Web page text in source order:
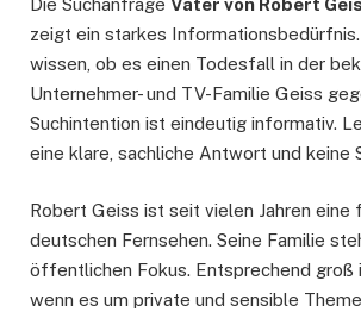
Die Suchanfrage Vater von Robert
zeigt ein starkes
wissen, ob es einen Todesfall in der
Unternehmer- und TV-Familie Geiss
Suchintention ist eindeutig informativ.
eine klare, sachliche Antwort und keine
Robert Geiss ist seit vielen Jahren eine
deutschen Fernsehen. Seine Familie
öffentlichen Fokus. Entsprechend groß
wenn es um private und sensible